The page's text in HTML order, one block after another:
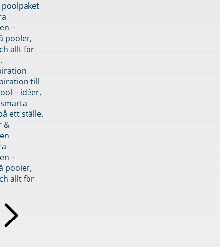
–
pooler,
allt för
till
– idéer,
ett ställe.
&
–
pooler,
allt för